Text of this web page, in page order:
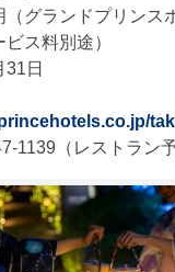
グランドプリンス
ス料別途）
日
1139（レストラン